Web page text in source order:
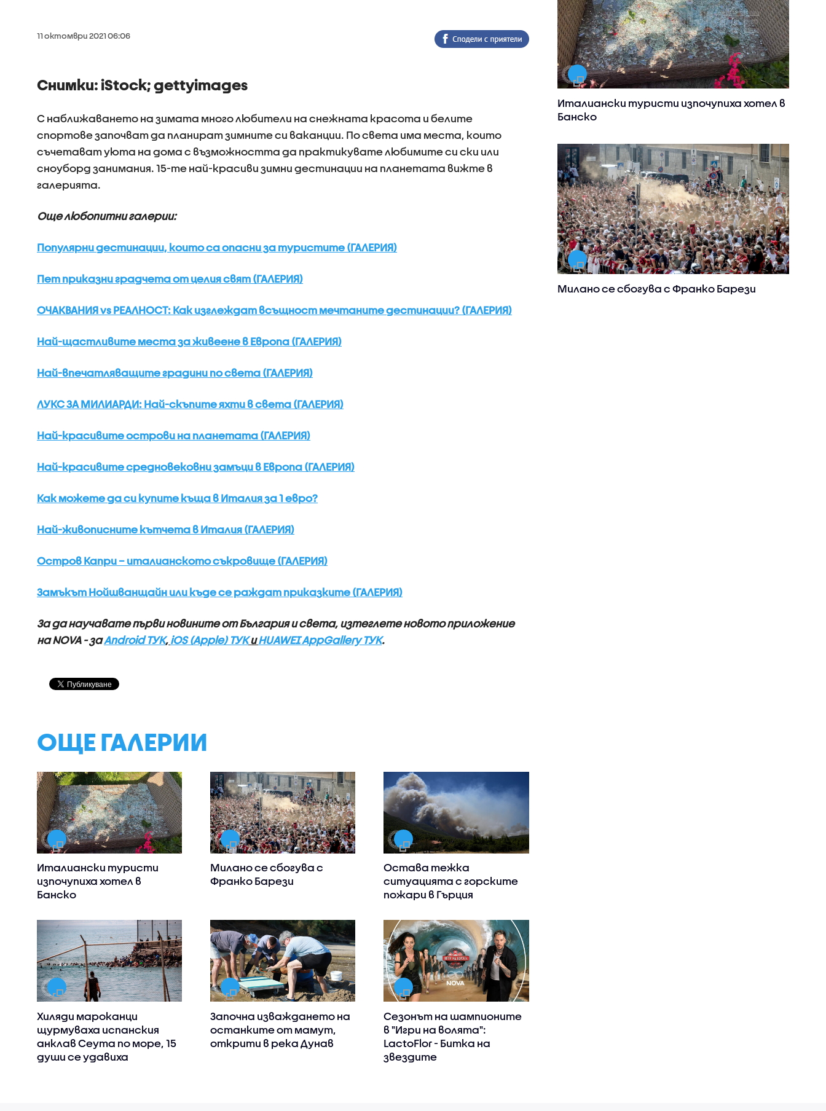
11 октомври 2021 06:06
Снимки: iStock; gettyimages
С наближаването на зимата много любители на снежната красота и белите
спортове започват да планират зимните си ваканции. По света има места, които
съчетават уюта на дома с възможността да практикувате любимите си ски или
сноуборд занимания. 15-те най-красиви зимни дестинации на планетата вижте в
галерията.
Още любопитни галерии:
Популярни дестинации, които са опасни за туристите (ГАЛЕРИЯ)
Пет приказни градчета от целия свят (ГАЛЕРИЯ)
ОЧАКВАНИЯ vs РЕАЛНОСТ: Как изглеждат всъщност мечтаните дестинации? (ГАЛЕРИЯ)
Най-щастливите места за живеене в Европа (ГАЛЕРИЯ)
Най-впечатляващите градини по света (ГАЛЕРИЯ)
ЛУКС ЗА МИЛИАРДИ: Най-скъпите яхти в света (ГАЛЕРИЯ)
Най-красивите острови на планетата (ГАЛЕРИЯ)
Най-красивите средновековни замъци в Европа (ГАЛЕРИЯ)
Как можете да си купите къща в Италия за 1 евро?
Най-живописните кътчета в Италия (ГАЛЕРИЯ)
Остров Капри – италианското съкровище (ГАЛЕРИЯ)
Замъкът Нойшванщайн или къде се раждат приказките (ГАЛЕРИЯ)
За да научавате първи новините от България и света, изтеглете новото приложение
на NOVA - заAndroid ТУК, iOS (Apple) ТУКиHUAWEI AppGallery ТУК.
ОЩЕ ГАЛЕРИИ
Италиански туристи
изпочупиха хотел в
Банско
Милано се сбогува с
Франко Барези
Остава тежка
ситуацията с горските
пожари в Гърция
Хиляди мароканци
щурмуваха испанския
анклав Сеута по море, 15
души се удавиха
Започна изваждането на
останките от мамут,
открити в река Дунав
Сезонът на шампионите
в "Игри на волята":
LactoFlor - Битка на
звездите
Италиански туристи изпочупиха хотел в
Банско
Милано се сбогува с Франко Барези